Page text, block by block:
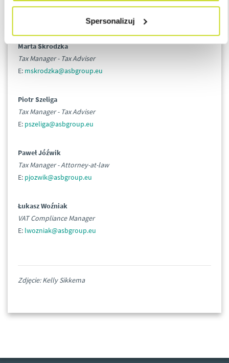
Spersonalizuj
Tax Manager - Tax Adviser
jszajkowski@asbgroup.eu
Marta Skrodzka
Tax Manager - Tax Adviser
E: mskrodzka@asbgroup.eu
Piotr Szeliga
Tax Manager - Tax Adviser
E: pszeliga@asbgroup.eu
Paweł Jóźwik
Tax Manager - Attorney-at-law
E: pjozwik@asbgroup.eu
Łukasz Woźniak
VAT Compliance Manager
E: lwozniak@asbgroup.eu
Zdjęcie: Kelly Sikkema